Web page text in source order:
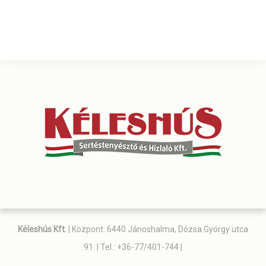
Kéleshús Kft. | Központ: 6440 Jánoshalma, Dózsa György utca
91. | Tel.: +36-77/401-744 |